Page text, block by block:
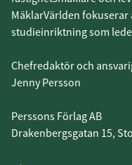
MäklarVärlden fokuserar
studieinriktning som
Chefredaktör och
Jenny Persson
Perssons Förlag AB
Drakenbergsgatan 15,